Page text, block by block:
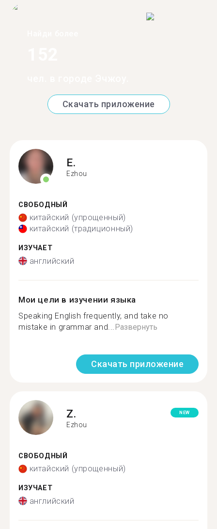
Скачать приложение
E.
Ezhou
СВОБОДНЫЙ
китайский (упрощенный)
китайский (традиционный)
ИЗУЧАЕТ
английский
Мои цели в изучении языка
Speaking English frequently, and take no
mistake in grammar and... Развернуть
Скачать приложение
Z.
Ezhou
NEW
СВОБОДНЫЙ
китайский (упрощенный)
ИЗУЧАЕТ
английский